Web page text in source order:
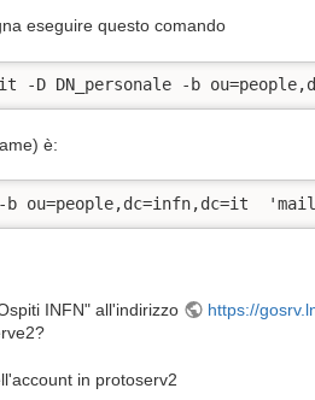
eseguire questo comando
DN_personale -b
è:
INFN" all'indirizzo
https://
in protoserv2